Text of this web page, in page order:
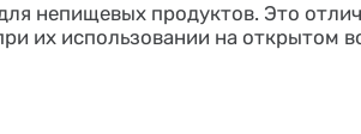
непищевых продуктов. Это
их использовании на открытом